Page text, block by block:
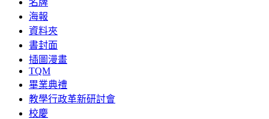
名牌
海報
資料夾
書封面
插圖漫畫
TQM
畢業典禮
教學行政革新研討會
校慶